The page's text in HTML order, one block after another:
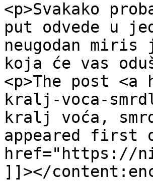
<p>Svakako
put odvede u
neugodan
koja će vas
<p>The post
kralj-voca-
kralj voća,
appeared first
href="https://
]]></